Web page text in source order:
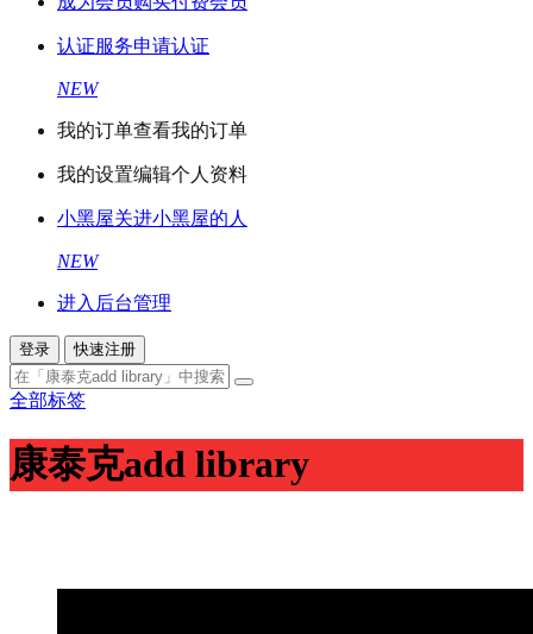
认证服务申请认证
NEW
我的订单查看我的订单
我的设置编辑个人资料
小黑屋关进小黑屋的人
NEW
进入后台管理
登录 快速注册
全部标签
康泰克add library